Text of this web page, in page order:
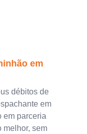
em
débitos de
em
em parceria
melhor, sem